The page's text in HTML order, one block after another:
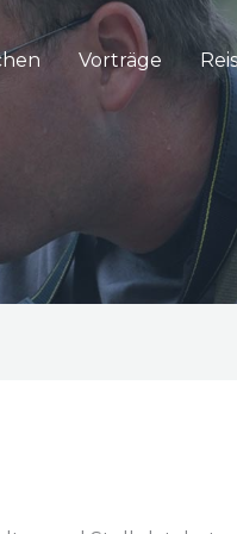
Vorträge